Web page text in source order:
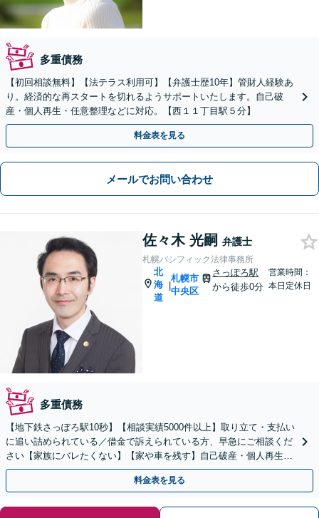
多重債務
【初回相談無料】【法テラス利用可】【弁護士歴10年】管財人経験あ
り。経済的な再スタートを切れるようサポートいたします。自己破
産・個人再生・任意整理などに対応。【西１１丁目駅５分】
料金表を見る
メールでお問い合わせ
佐々木 光嗣 弁護士
札幌パシフィック法律事務所
北
海
道
|
札幌市
中央区
さっぽろ駅
から徒歩0分
営業時間：
本日定休日
多重債務
【地下鉄さっぽろ駅10秒】【相談実績5000件以上】取り立て・支払い
に追い詰められている／借金で訴えられている方、早急にご相談くだ
さい【家族にバレたくない】【家や車を残す】自己破産・個人再生・
任意整理【法テラス可】【完全個室相談で秘密厳守】
料金表を見る